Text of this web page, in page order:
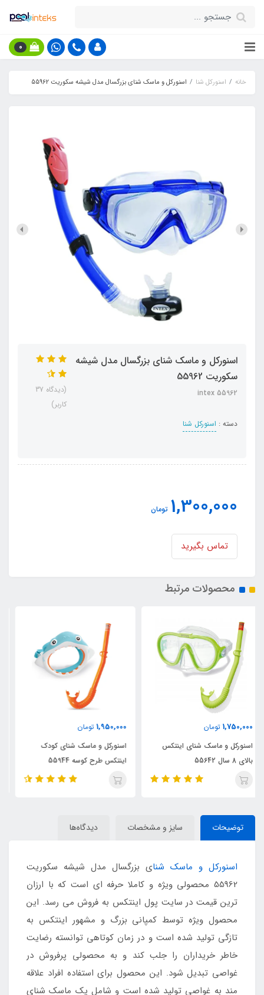
0
خانه اسنورکل شنا اسنورکل و ماسک شنای بزرگسال مدل شیشه سکوریت 55962
اسنورکل و ماسک شنای بزرگسال مدل شیشه
سکوریت 55962
intex 55962
دسته : اسنورکل شنا
(دیدگاه 37
کاربر)
1,300,000 تومان
تماس بگیرید
محصولات مرتبط
1,950,000 تومان
اسنورکل و ماسک شنای کودک
اینتکس طرح کوسه 55944
ناموجود
اسنورکل شنا حرفه ای اینتکس مدل
Easy-flow بنفش
توضیحات سایز و مشخصات دیدگاه‌ها
اسنورکل و ماسک شنای بزرگسال مدل شیشه سکوریت
55962 محصولی ویژه و کاملا حرفه ای است که با ارزان
ترین قیمت در سایت پول اینتکس به فروش می رسد. این
محصول ویژه توسط کمپانی بزرگ و مشهور اینتکس به
تازگی تولید شده است و در زمان کوتاهی توانسته رضایت
خاطر خریداران را جلب کند و به محصولی پرفروش در
غواصی تبدیل شود. این محصول برای استفاده افراد علاقه
مند به غواصی تولید شده است و شامل یک ماسک شنای